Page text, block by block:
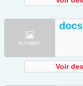
Voir